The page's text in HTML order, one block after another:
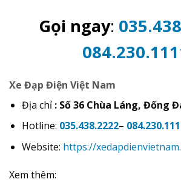
Gọi ngay:
Xe Đạp Điện Việt Nam
Địa chỉ : Số 36 Chùa Láng, Đống
Hotline: 035.438.2222–
Website: https://
Xem thêm: